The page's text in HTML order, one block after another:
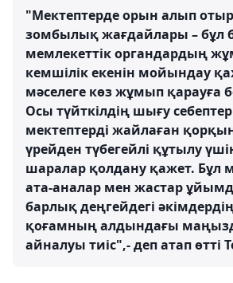
"Мектептерде орын алып
зомбылық жағдайлары – бұл
мемлекеттік органдардың
кемшілік екенін мойындау
мәселеге көз жұмып қарауға
Осы түйткілдің шығу
мектептерді жайлаған
үрейден түбегейлі құтылу
шаралар қолдану қажет. Бұл
ата-аналар мен жастар
барлық деңгейдегі
қоғамның алдындағы
айналуы тиіс",- деп атап өтті